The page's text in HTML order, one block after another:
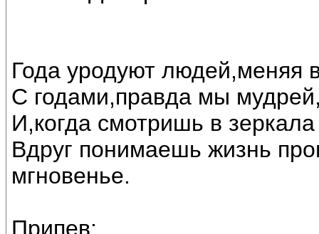
Года уродуют людей,меняя
С годами,правда мы
И,когда смотришь в
Вдруг понимаешь жизнь
мгновенье.
Припев: